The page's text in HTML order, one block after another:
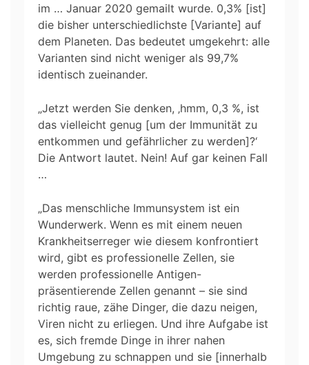
im … Januar 2020 gemailt wurde. 0,3% [ist]
die bisher unterschiedlichste [Variante] auf
dem Planeten. Das bedeutet umgekehrt: alle
Varianten sind nicht weniger als 99,7%
identisch zueinander.
„Jetzt werden Sie denken, ‚hmm, 0,3 %, ist
das vielleicht genug [um der Immunität zu
entkommen und gefährlicher zu werden]?‘
Die Antwort lautet. Nein! Auf gar keinen Fall
…
„Das menschliche Immunsystem ist ein
Wunderwerk. Wenn es mit einem neuen
Krankheitserreger wie diesem konfrontiert
wird, gibt es professionelle Zellen, sie
werden professionelle Antigen-
präsentierende Zellen genannt – sie sind
richtig raue, zähe Dinger, die dazu neigen,
Viren nicht zu erliegen. Und ihre Aufgabe ist
es, sich fremde Dinge in ihrer nahen
Umgebung zu schnappen und sie [innerhalb